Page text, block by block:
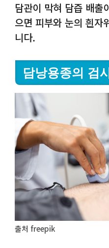
담관이 막혀 담즙 배출
으면 피부와 눈의 흰자
니다.
담낭용종의 검
출처 freepik